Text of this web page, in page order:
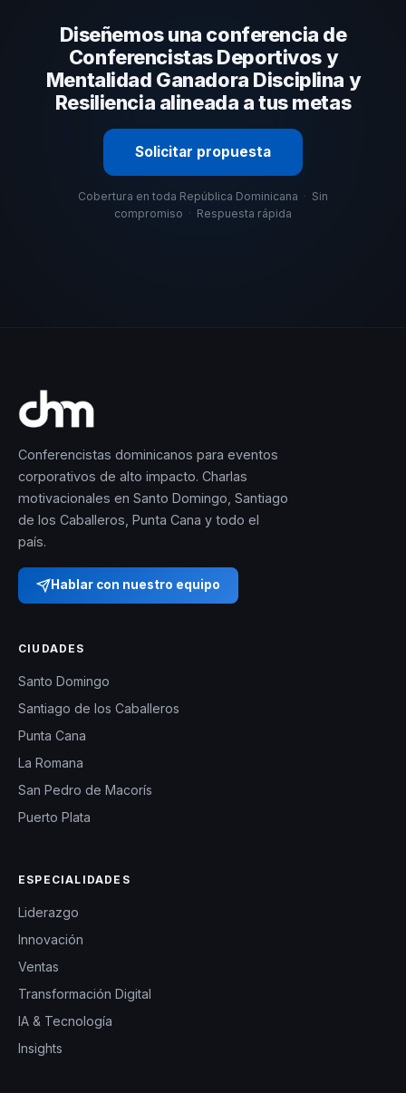
organizacional. En CHM República Dominicana te
ayudamos con una selección estratégica basada en
estos criterios.
Diseñemos una conferencia de
Conferencistas Deportivos y
Mentalidad Ganadora Disciplina y
Resiliencia alineada a tus metas
Solicitar propuesta
Cobertura en toda República Dominicana · Sin
compromiso · Respuesta rápida
Conferencistas dominicanos para eventos
corporativos de alto impacto. Charlas
motivacionales en Santo Domingo, Santiago
de los Caballeros, Punta Cana y todo el
país.
Hablar con nuestro equipo
CIUDADES
Santo Domingo
Santiago de los Caballeros
Punta Cana
La Romana
San Pedro de Macorís
Puerto Plata
ESPECIALIDADES
Liderazgo
Innovación
Ventas
Transformación Digital
IA & Tecnología
Insights